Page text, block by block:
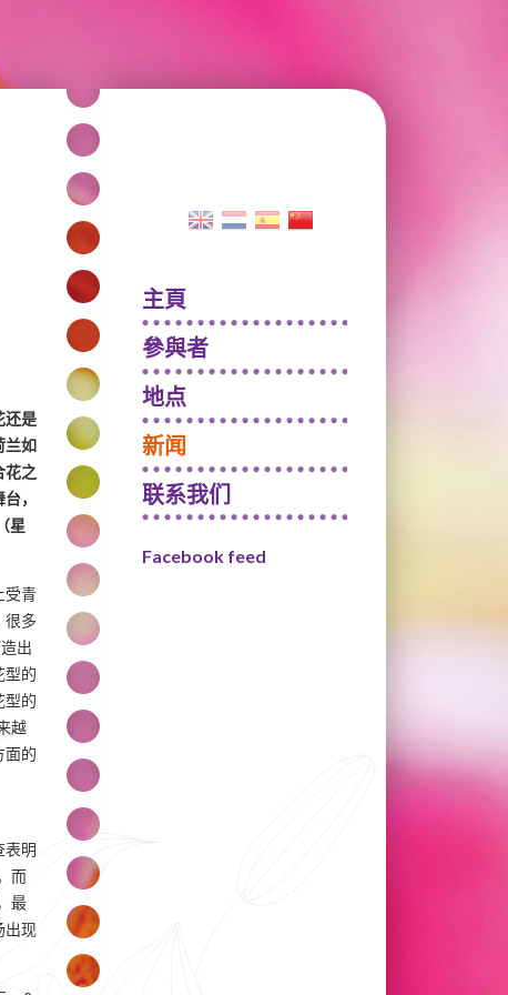
主頁
參與者
地点
新闻
联系我们
Facebook feed
还是
兰如
花之
，
星
受青
很多
出
型的
型的
越
面的
表明
而
最
出现